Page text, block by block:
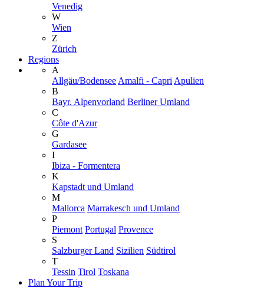
Venedig
W
Wien
Z
Zürich
Regions
A
Allgäu/Bodensee Amalfi - Capri Apulien
B
Bayr. Alpenvorland Berliner Umland
C
Côte d'Azur
G
Gardasee
I
Ibiza - Formentera
K
Kapstadt und Umland
M
Mallorca Marrakesch und Umland
P
Piemont Portugal Provence
S
Salzburger Land Sizilien Südtirol
T
Tessin Tirol Toskana
Plan Your Trip